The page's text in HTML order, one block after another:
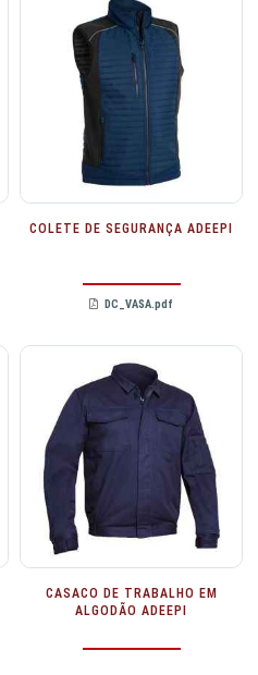
COLETE DE SEGURANÇA ADEEPI
DC_VASA.pdf
CASACO DE TRABALHO EM
ALGODÃO ADEEPI